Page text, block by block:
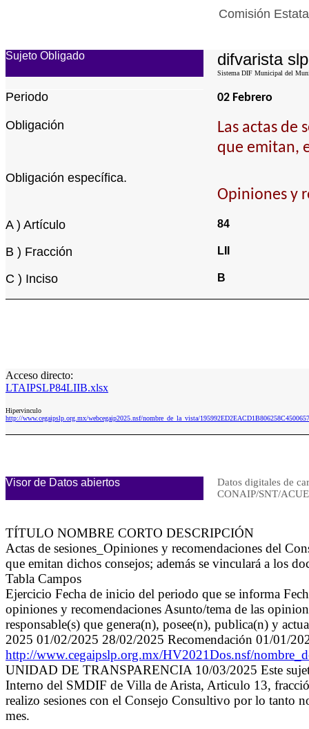
Comisión
Sujeto Obligado difvarista slp
Sistema DIF Municipal del
Periodo 02 Febrero
Obligación
Las actas de
que emitan,
Obligación específica.
Opiniones y
A ) Artículo 84
B ) Fracción LII
C ) Inciso B
Acceso directo:
LTAIPSLP84LIIB.xlsx
Hipervinculo
http://www.cegaipslp.org.mx/webcegaip2025.nsf/nombre_de_la_vista/
Visor de Datos abiertos
Datos digitales de
CONAIP/SNT/
TÍTULO NOMBRE CORTO DESCRIPCIÓN
Actas de sesiones_Opiniones y recomendaciones del
que emitan dichos consejos; además se vinculará a los
Tabla Campos
Ejercicio Fecha de inicio del periodo que se informa
opiniones y recomendaciones Asunto/tema de las
responsable(s) que genera(n), posee(n), publica(n) y
2025 01/02/2025 28/02/2025 Recomendación 01/01/
http://www.cegaipslp.org.mx/HV2021Dos.nsf/
UNIDAD DE TRANSPARENCIA 10/03/2025 Este
Interno del SMDIF de Villa de Arista, Articulo 13,
realizo sesiones con el Consejo Consultivo por lo tanto
mes.